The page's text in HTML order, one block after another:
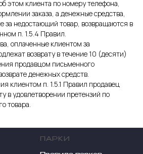
этом клиента по номеру телефона,
заказа, а денежные средства,
за недостающий товар, возвращаются в
п. 1.5.4 Правил.
оплаченные клиентом за
возврату в течение 10 (десяти)
продавцом письменного
денежных средств.
клиентом п. 1.5.1 Правил продавец
в удовлетворении претензий по
товара.
ПАРКИ